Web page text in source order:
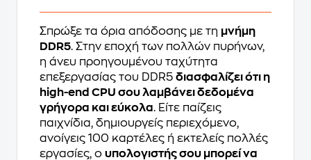
Σπρώξε τα όρια απόδοσης με τη μνήμη
DDR5. Στην εποχή των πολλών πυρήνων,
η άνευ προηγουμένου ταχύτητα
επεξεργασίας του DDR5 διασφαλίζει ότι η
high-end CPU σου λαμβάνει δεδομένα
γρήγορα και εύκολα. Είτε παίζεις
παιχνίδια, δημιουργείς περιεχόμενο,
ανοίγεις 100 καρτέλες ή εκτελείς πολλές
εργασίες, ο υπολογιστής σου μπορεί να